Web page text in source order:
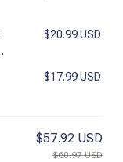
$20.99 USD
$17.99 USD
$57.92 USD
$60.97 USD